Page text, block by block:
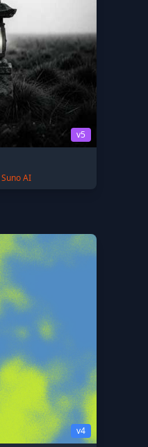
v5
Suno AI
v4